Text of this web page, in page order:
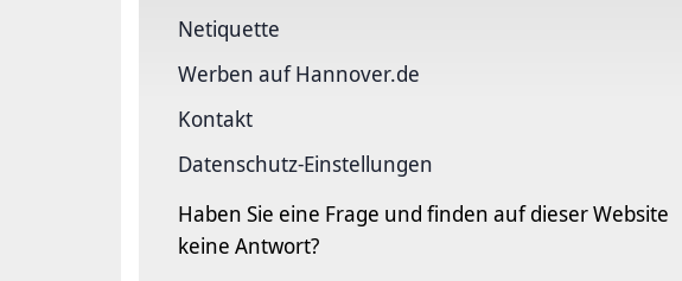
Netiquette
Werben auf Hannover.de
Kontakt
Datenschutz-Einstellungen
Haben Sie eine Frage und finden auf dieser Website
keine Antwort?